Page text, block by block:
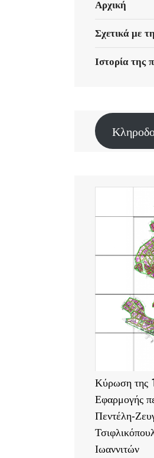
Αρχική
Σχετικά με
Ιστορία της
Κύρωση της
Εφαρμογής
Πεντέλη-
Ιωαννιτών